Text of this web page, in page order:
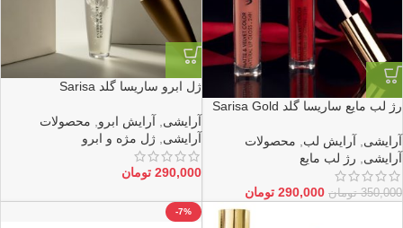
رژ لب مایع ساریسا گلد Sarisa Gold
آرایشی آرایش لب
محصولات
آرایشی
رژ لب مایع
350,000 تومان 290,000 تومان
ژل ابرو ساریسا گلد Sarisa
آرایشی آرایش ابرو
محصولات
آرایشی ژل مژه و ابرو
290,000 تومان
-7%